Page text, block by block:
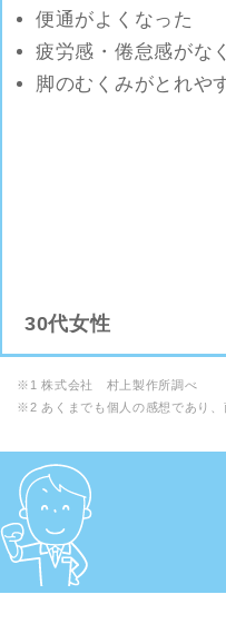
便通がよくなった
疲労感・倦怠感がな
脚のむくみがとれや
30代女性
※1 株式会社 村上製作所調べ
※2 あくまでも個人の感想であり、